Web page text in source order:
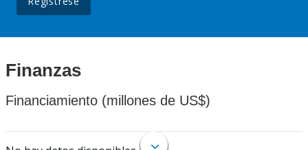
Finanzas
Financiamiento (millones de US$)